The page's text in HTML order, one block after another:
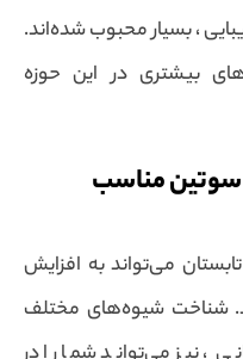
، بسیار محبوب شده‌اند.
بیشتری در این حوزه
مناسب
می‌تواند به افزایش
شناخت شیوه‌های مختلف